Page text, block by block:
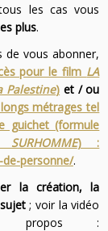
les cas vous
plus.
de vous abonner,
pour le film LA
Palestine) et / ou
métrages tel
guichet (formule
) :
personne/.
la création, la
; voir la vidéo
propos :